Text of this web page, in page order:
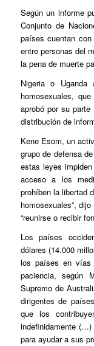
Según un informe
Conjunto de
países cuentan
entre personas del
la pena de muerte
Nigeria o Uganda
homosexuales,
aprobó por su
distribución de
Kene Esom, un
grupo de defensa
estas leyes
acceso a los
prohíben la libertad
homosexuales”,
“reunirse o recibir
Los países
dólares (14.000
los países en vías
paciencia, según
Supremo de
dirigentes de
que los
indefinidamente
para ayudar a sus